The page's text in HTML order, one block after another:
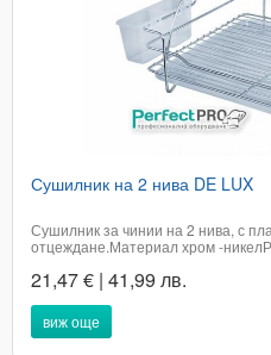
Сушилник на 2 нива DE LUX
Сушилник за чинии на 2 нива, с
отцеждане.Материал хром -
за сметка на купувачаДоставката
ЕконтТелефон за...
21,47 € | 41,99 лв.
виж още